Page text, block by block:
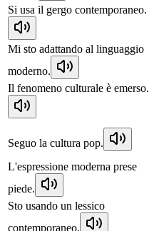
Si usa il gergo contemporaneo.
Mi sto adattando al linguaggio
moderno.
Il fenomeno culturale è emerso.
Seguo la cultura pop.
L'espressione moderna prese
piede.
Sto usando un lessico
contemporaneo.